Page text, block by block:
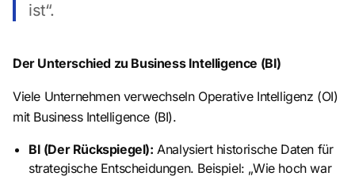
ist“.
Der Unterschied zu Business Intelligence (BI)
Viele Unternehmen verwechseln Operative Intelligenz (OI)
mit Business Intelligence (BI).
BI (Der Rückspiegel): Analysiert historische Daten für
strategische Entscheidungen. Beispiel: „Wie hoch war